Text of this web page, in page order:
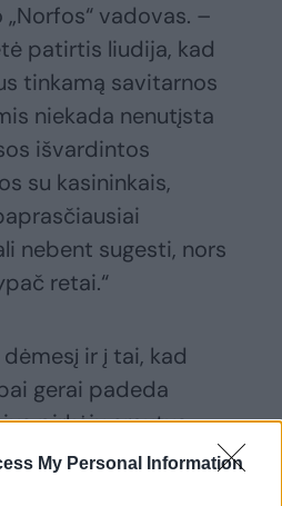
My Personal Information
vadovas. –
patirtis liudija, kad
tinkamą savitarnos
niekada nenutįsta
išvardintos
su kasininkais,
nebent sugesti, nors
retai.“
ir į tai, kad
gerai padeda
pirkėjų srautus.